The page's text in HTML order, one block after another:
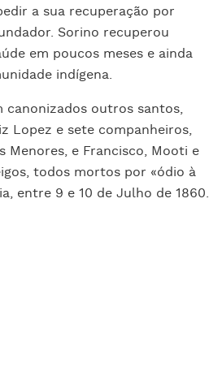
a sua recuperação por
Sorino recuperou
em poucos meses e ainda
indígena.
canonizados outros santos,
Lopez e sete companheiros,
Menores, e Francisco, Mooti e
todos mortos por «ódio à
entre 9 e 10 de Julho de 1860.